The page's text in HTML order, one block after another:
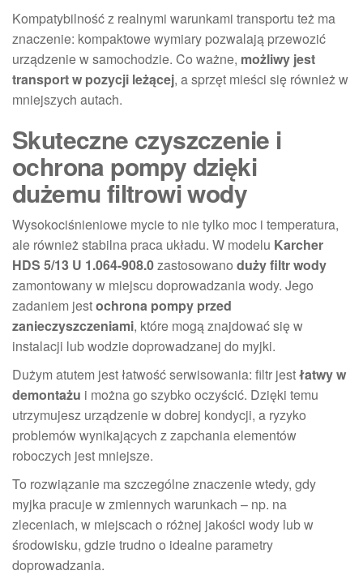
Kompatybilność z realnymi warunkami transportu też ma
znaczenie: kompaktowe wymiary pozwalają przewozić
urządzenie w samochodzie. Co ważne, możliwy jest
transport w pozycji leżącej, a sprzęt mieści się również w
mniejszych autach.
Skuteczne czyszczenie i
ochrona pompy dzięki
dużemu filtrowi wody
Wysokociśnieniowe mycie to nie tylko moc i temperatura,
ale również stabilna praca układu. W modelu Karcher
HDS 5/13 U 1.064-908.0zastosowano duży filtr wody
zamontowany w miejscu doprowadzania wody. Jego
zadaniem jestochrona pompy przed
zanieczyszczeniami, które mogą znajdować się w
instalacji lub wodzie doprowadzanej do myjki.
Dużym atutem jest łatwość serwisowania: filtr jestłatwy w
demontażu i można go szybko oczyścić. Dzięki temu
utrzymujesz urządzenie w dobrej kondycji, a ryzyko
problemów wynikających z zapchania elementów
roboczych jest mniejsze.
To rozwiązanie ma szczególne znaczenie wtedy, gdy
myjka pracuje w zmiennych warunkach – np. na
zleceniach, w miejscach o różnej jakości wody lub w
środowisku, gdzie trudno o idealne parametry
doprowadzania.